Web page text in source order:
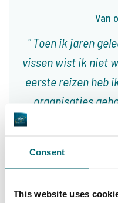
Consent
This website uses
Van
Toen ik jaren
vissen wist ik niet
eerste reizen heb
organisaties
tegen. Sinds
met 3 tot 4
meer
8/10